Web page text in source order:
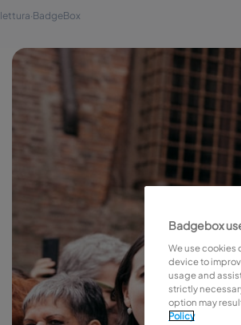
lettura·BadgeBox
Badgebox
We use cookies
device to
usage and
strictly
option may
Policy